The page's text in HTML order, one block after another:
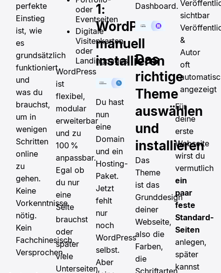
perfekte
Einstieg
ist, wie
es
grundsätzlich
funktioniert
und
was du
brauchst,
um in
wenigen
Schritten
online
zu
gehen.
Keine
Vorkenntnisse
nötig.
Kein
Fachchinesisch.
Versprochen.
oder
Eventseiten
Digitale
Visitenkarten
oder
Landingpages
WordPress
ist
flexibel,
modular
erweiterbar
und zu
100 %
anpassbar.
Egal ob
du nur
eine
Seite
brauchst
oder
später
viele
Unterseiten,
1:
WordPress
manuell
installieren
Du hast
nun
eine
Domain
und ein
Hosting-
Paket.
Jetzt
fehlt
nur
noch
WordPress
selbst.
Aber
Dashboard.
Das
richtige
Theme
auswählen
und
installieren
Das
Theme
ist das
Grunddesign
deiner
Webseite,
also die
Farben,
die
sichtbar
&
Autor
oft
angezeigt
Für
deine
erste
Webseite
wirst du
vermutlich
ein
paar
feste
Standard-
Seiten
anlegen,
später
kannst